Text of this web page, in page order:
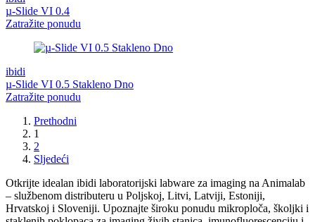
µ-Slide VI 0.4
Zatražite ponudu
ibidi
µ-Slide VI 0.5 Stakleno Dno
Zatražite ponudu
Prethodni
1
2
Sljedeći
Otkrijte idealan ibidi laboratorijski labware za imaging na Animalab
– službenom distributeru u Poljskoj, Litvi, Latviji, Estoniji,
Hrvatskoj i Sloveniji. Upoznajte široku ponudu mikroploča, školjki i